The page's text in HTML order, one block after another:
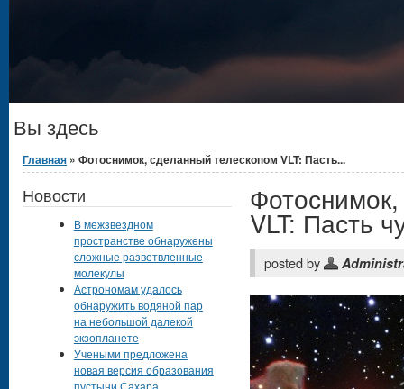
Вы здесь
Главная » Фотоснимок, сделанный телескопом VLT: Пасть...
VLT: Пасть
posted by
Новости
В межзвездном
пространстве обнаружены
сложные разветвленные
молекулы
Астрономам удалось
обнаружить водяной пар
на небольшой далекой
экзопланете
Учеными предложена
новая версия образования